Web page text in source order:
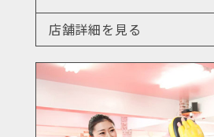
店舗詳細を見る